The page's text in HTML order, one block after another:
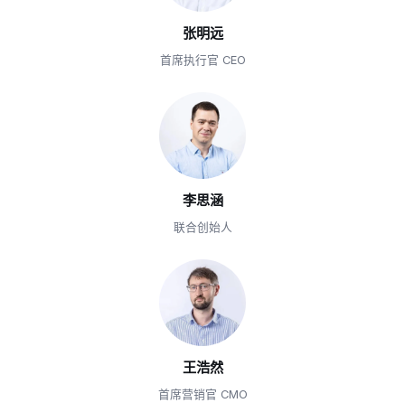
张明远
首席执行官 CEO
李思涵
联合创始人
王浩然
首席营销官 CMO